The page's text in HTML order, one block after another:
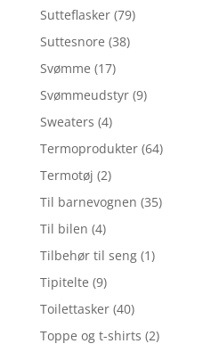
Sutteflasker (79)
Suttesnore (38)
Svømme (17)
Svømmeudstyr (9)
Sweaters (4)
Termoprodukter (64)
Termotøj (2)
Til barnevognen (35)
Til bilen (4)
Tilbehør til seng (1)
Tipitelte (9)
Toilettasker (40)
Toppe og t-shirts (2)